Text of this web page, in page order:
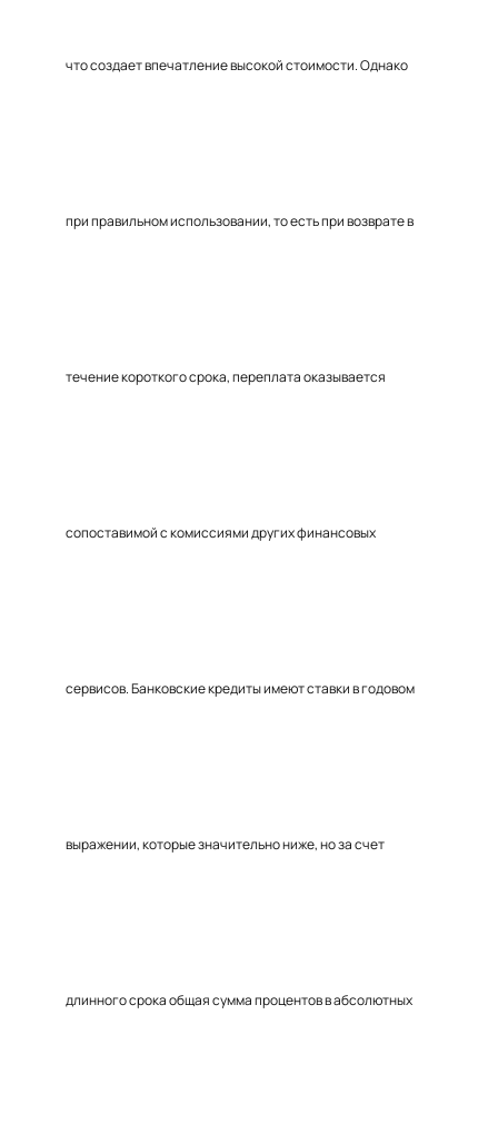
что создает впечатление высокой стоимости. Однако
при правильном использовании, то есть при возврате в
течение короткого срока, переплата оказывается
сопоставимой с комиссиями других финансовых
сервисов. Банковские кредиты имеют ставки в годовом
выражении, которые значительно ниже, но за счет
длинного срока общая сумма процентов в абсолютных